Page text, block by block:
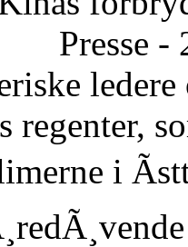
Presse -
ledere
regenter,
i